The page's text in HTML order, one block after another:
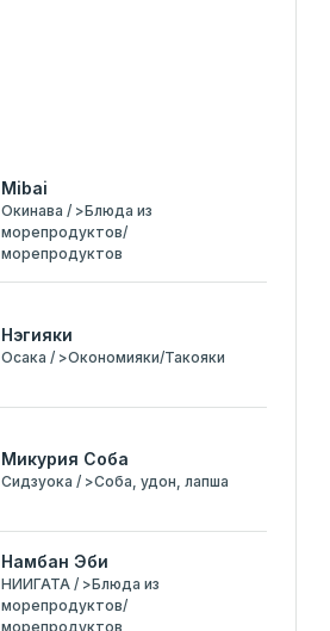
Mibai
Окинава / >Блюда из
морепродуктов/
морепродуктов
Нэгияки
Осака / >Окономияки/Такояки
Микурия Соба
Сидзуока / >Соба, удон, лапша
Намбан Эби
НИИГАТА / >Блюда из
морепродуктов/
морепродуктов